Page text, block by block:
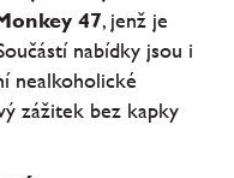
47, jenž je
nabídky jsou i
nealkoholické
zážitek bez kapky